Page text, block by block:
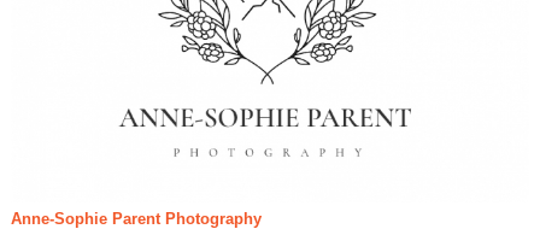
Anne-Sophie Parent Photography